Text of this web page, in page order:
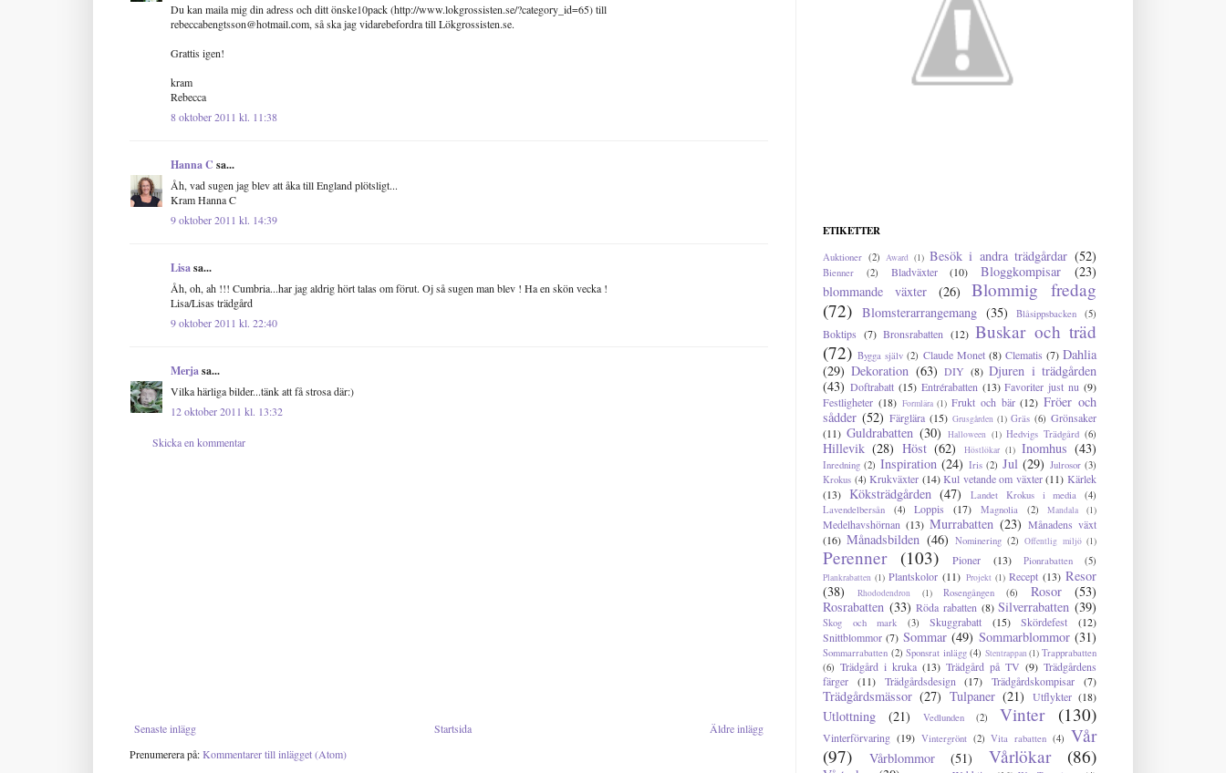
Du kan maila mig din adress och ditt önske10pack (http://www.lokgrossisten.se/?category_id=65) till
rebeccabengtsson@hotmail.com, så ska jag vidarebefordra till Lökgrossisten.se.
Grattis igen!
kram
Rebecca
8 oktober 2011 kl. 11:38
Hanna C sa...
Åh, vad sugen jag blev att åka till England plötsligt...
Kram Hanna C
9 oktober 2011 kl. 14:39
Lisasa...
Åh, oh, ah !!! Cumbria...har jag aldrig hört talas om förut. Oj så sugen man blev ! Ha en skön vecka !
Lisa/Lisas trädgård
9 oktober 2011 kl. 22:40
Merjasa...
Vilka härliga bilder...tänk att få strosa där:)
12 oktober 2011 kl. 13:32
Skicka en kommentar
Senaste inlägg Äldre inlägg
Startsida
Prenumerera på:Kommentarer till inlägget (Atom)
ETIKETTER
Auktioner (2) Award (1) Besök i andra trädgårdar (52)
Bienner (2) Bladväxter (10) Bloggkompisar
(23)
blommande växter
(26)
Blommig fredag
(72) Blomsterarrangemang (35) Blåsippsbacken (5)
Boktips (7) Bronsrabatten (12) Buskar och träd
(72) Bygga själv (2) Claude Monet (8) Clematis (7) Dahlia
(29) Dekoration (63) DIY (8) Djuren i trädgården
(43) Doftrabatt (15) Entrérabatten (13) Favoriter just nu (9)
Festligheter (18) Formlära (1) Frukt och bär (12) Fröer och
sådder (52) Färglära (15) Grusgården (1) Gräs (6) Grönsaker
(11) Guldrabatten (30) Halloween (1) Hedvigs Trädgård (6)
Hillevik (28) Höst (62) Höstlökar (1) Inomhus (43)
Inredning (2) Inspiration (24) Iris (2) Jul (29) Julrosor (3)
Krokus (4) Krukväxter (14) Kul vetande om växter (11) Kärlek
(13) Köksträdgården (47) Landet Krokus i media
(4)
Lavendelbersån
(4) Loppis (17) Magnolia (2) Mandala (1)
Medelhavshörnan (13) Murrabatten (23) Månadens växt
(16) Månadsbilden (46) Nominering (2) Offentlig miljö (1)
Perenner (103) Pioner (13) Pionrabatten (5)
Plankrabatten (1) Plantskolor (11) Projekt (1) Recept (13) Resor
(38)
Rhododendron (1) Rosengången (6) Rosor
(53)
Rosrabatten (33) Röda rabatten (8) Silverrabatten (39)
Skog och mark (3) Skuggrabatt (15) Skördefest
(12)
Snittblommor (7) Sommar (49) Sommarblommor (31)
Sommarrabatten (2) Sponsrat inlägg (4) Stentrappan(1) Trapprabatten
(6) Trädgård i kruka (13) Trädgård på TV (9) Trädgårdens
färger
(11) Trädgårdsdesign (17) Trädgårdskompisar (7)
Trädgårdsmässor (27) Tulpaner (21) Utflykter (18)
Utlottning (21) Vedlunden (2) Vinter (130)
Vinterförvaring (19) Vintergrönt (2) Vita rabatten (4) Vår
(97)
Vårblommor (51) Vårlökar (86)